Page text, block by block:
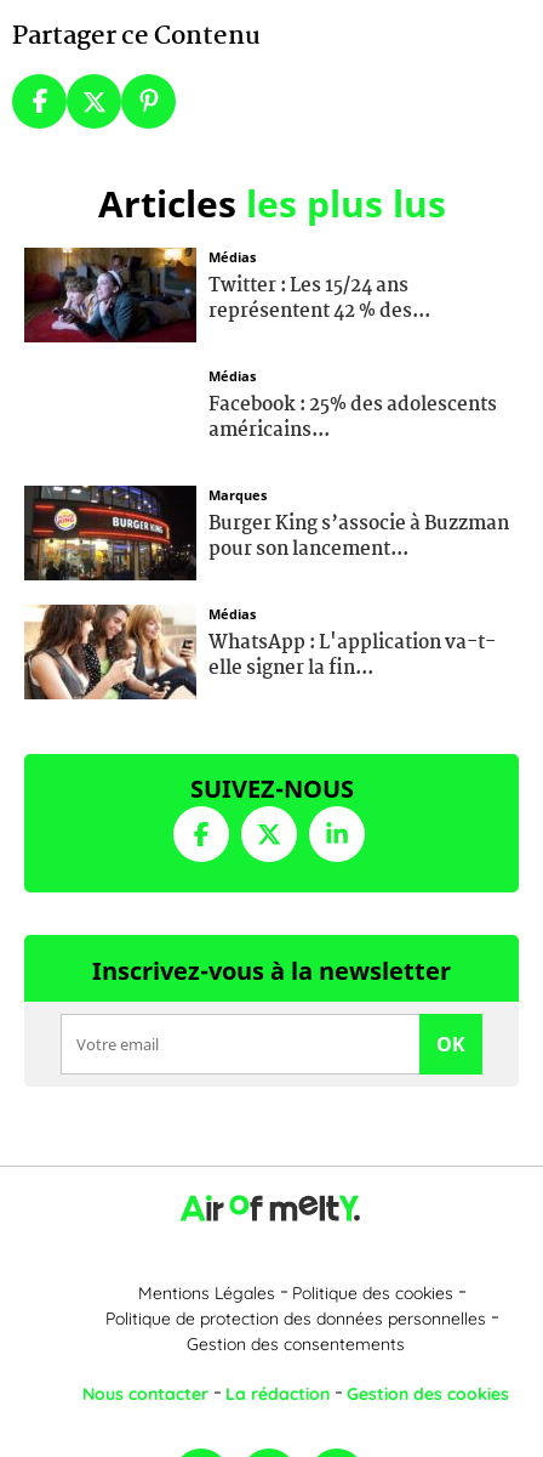
Partager ce Contenu
Articles les plus lus
Médias
Twitter : Les 15/24 ans
représentent 42 % des...
Médias
Facebook : 25% des adolescents
américains...
Marques
Burger King s’associe à Buzzman
pour son lancement...
Médias
WhatsApp : L'application va-t-
elle signer la fin...
SUIVEZ-NOUS
Inscrivez-vous à la newsletter
OK
Mentions Légales
Politique des cookies
Politique de protection des données personnelles
Gestion des consentements
Nous contacter La rédaction Gestion des cookies